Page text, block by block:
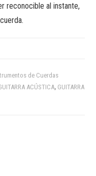
reconocible al instante,
de Cuerdas
ACÚSTICA, GUITARRA